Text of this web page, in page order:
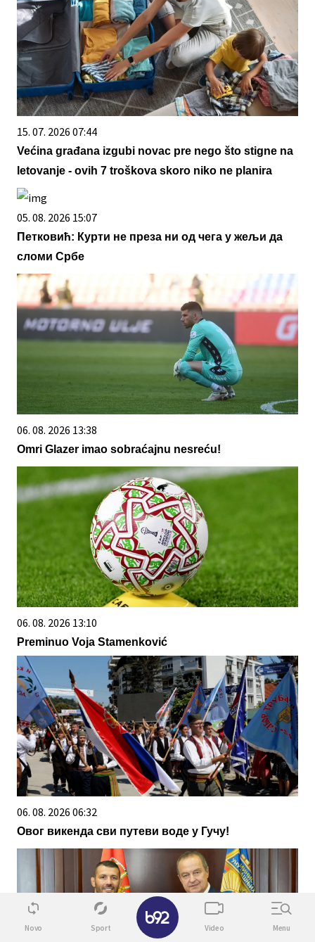
15. 07. 2026 07:44
Većina građana izgubi novac pre nego što stigne na
letovanje - ovih 7 troškova skoro niko ne planira
05. 08. 2026 15:07
Петковић: Курти не преза ни од чега у жељи да
сломи Србе
06. 08. 2026 13:38
Omri Glazer imao sobraćajnu nesreću!
06. 08. 2026 13:10
Preminuo Voja Stamenković
06. 08. 2026 06:32
Овог викенда сви путеви воде у Гучу!
Novo Sport Video Menu
✕